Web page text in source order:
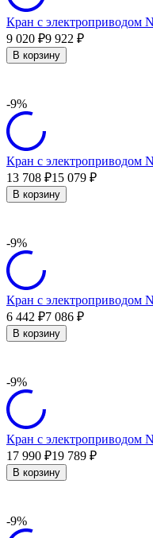
Кран с электроприводом
9 020 ₽9 922 ₽
В корзину
-9%
Кран с электроприводом
13 708 ₽15 079 ₽
В корзину
-9%
Кран с электроприводом
6 442 ₽7 086 ₽
В корзину
-9%
Кран с электроприводом
17 990 ₽19 789 ₽
В корзину
-9%